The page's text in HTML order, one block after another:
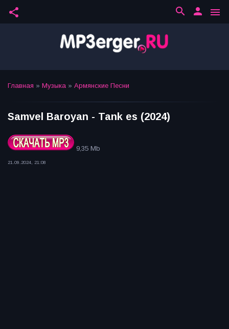
share menu
person
search
Главная » Музыка » Армянские Песни
Samvel Baroyan - Tank es (2024)
9,35 Mb
21.09.2024, 21:08